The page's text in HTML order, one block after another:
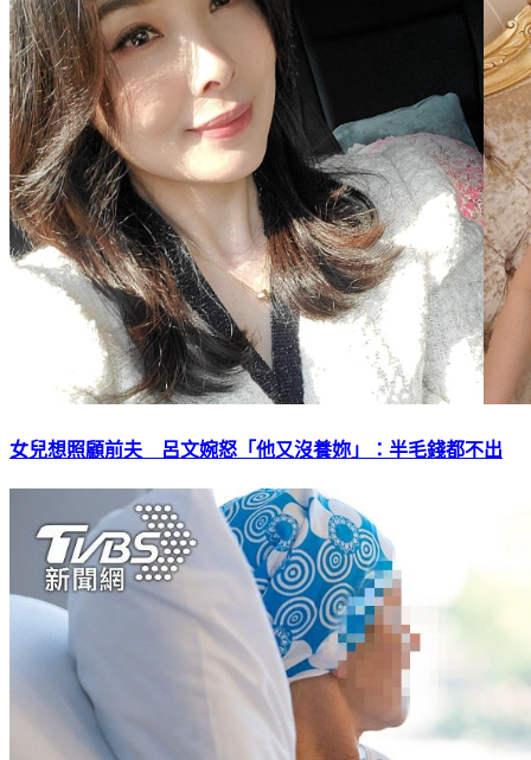
女兒想照顧前夫 呂文婉怒「他又沒養妳」：半毛錢都不出